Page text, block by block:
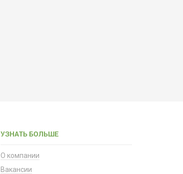
УЗНАТЬ БОЛЬШЕ
О компании
Вакансии